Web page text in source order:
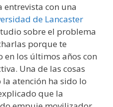
con una
de Lancaster
sobre el problema
porque te
en los últimos años con
Una de las cosas
atención ha sido lo
que la